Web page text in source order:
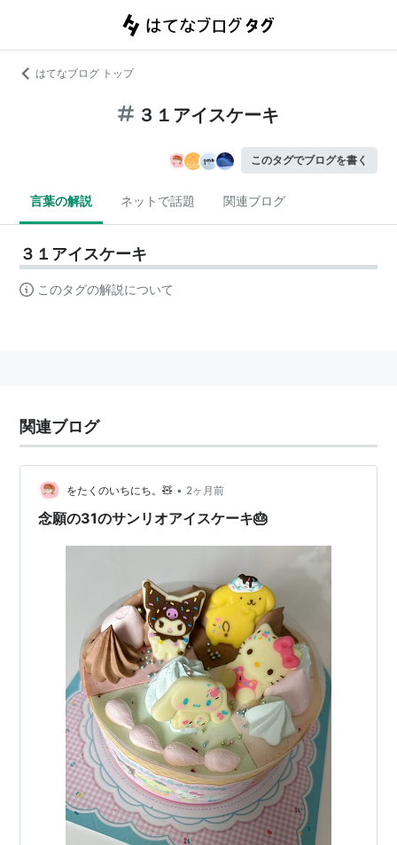
はてなブログ トップ
３１アイスケーキ
このタグでブログを書く
言葉の解説 ネットで話題 関連ブログ
３１アイスケーキ
このタグの解説について
関連ブログ
をたくのいちにち。🧸 • 2ヶ月前
念願の31のサンリオアイスケーキ🎂